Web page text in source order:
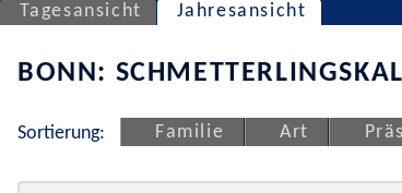
Tagesansicht Jahresansicht
BONN:
Sortierung: Familie Art